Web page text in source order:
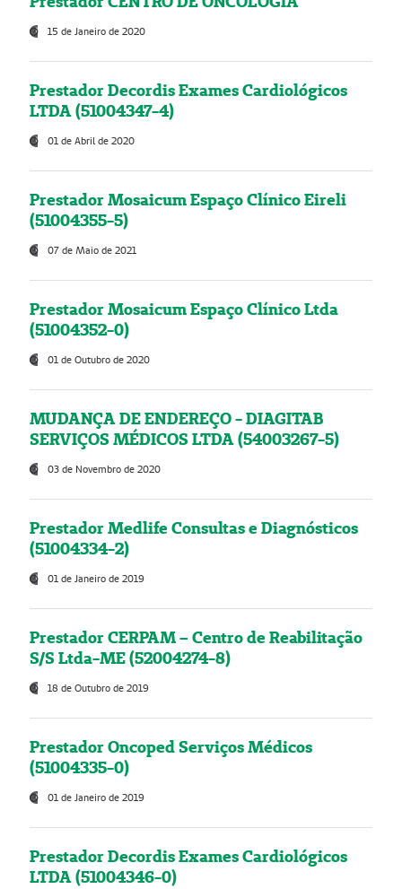
15 de Janeiro de 2020
Prestador Decordis Exames Cardiológicos
LTDA (51004347-4)
01 de Abril de 2020
Prestador Mosaicum Espaço Clínico Eireli
(51004355-5)
07 de Maio de 2021
Prestador Mosaicum Espaço Clínico Ltda
(51004352-0)
01 de Outubro de 2020
MUDANÇA DE ENDEREÇO - DIAGITAB
SERVIÇOS MÉDICOS LTDA (54003267-5)
03 de Novembro de 2020
Prestador Medlife Consultas e Diagnósticos
(51004334-2)
01 de Janeiro de 2019
Prestador CERPAM – Centro de Reabilitação
S/S Ltda-ME (52004274-8)
18 de Outubro de 2019
Prestador Oncoped Serviços Médicos
(51004335-0)
01 de Janeiro de 2019
Prestador Decordis Exames Cardiológicos
LTDA (51004346-0)